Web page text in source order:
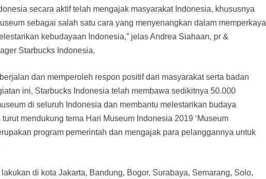
secara aktif telah mengajak masyarakat Indonesia, khususnya
sebagai salah satu cara yang menyenangkan dalam memperkaya
kebudayaan Indonesia,” jelas Andrea Siahaan, pr &
Starbucks Indonesia.
dan memperoleh respon positif dari masyarakat serta badan
ini, Starbucks Indonesia telah membawa sedikitnya 50.000
di seluruh Indonesia dan membantu melestarikan budaya
mendukung tema Hari Museum Indonesia 2019 ‘Museum
program pemerintah dan mengajak para pelanggannya untuk
di kota Jakarta, Bandung, Bogor, Surabaya, Semarang, Solo,